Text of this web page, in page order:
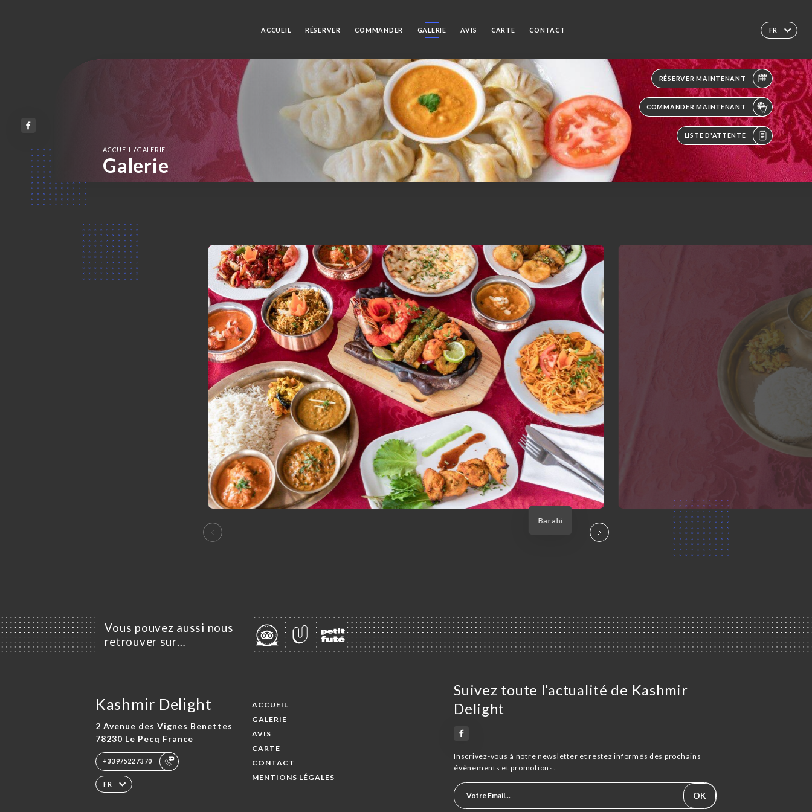
FR
ACCUEIL RÉSERVER COMMANDER GALERIE AVIS CARTE CONTACT
RÉSERVER MAINTENANT
COMMANDER MAINTENANT
LISTE D'ATTENTE
ACCUEIL/GALERIE
Galerie
Barahi
Vous pouvez aussi nous
retrouver sur…
Kashmir Delight
2 Avenue des Vignes Benettes
78230 Le Pecq France
+33975227370
FR
ACCUEIL
GALERIE
AVIS
CARTE
CONTACT
MENTIONS LÉGALES
Suivez toute l’actualité de Kashmir
Delight
Inscrivez-vous à notre newsletter et restez informés des prochains
évènements et promotions.
OK